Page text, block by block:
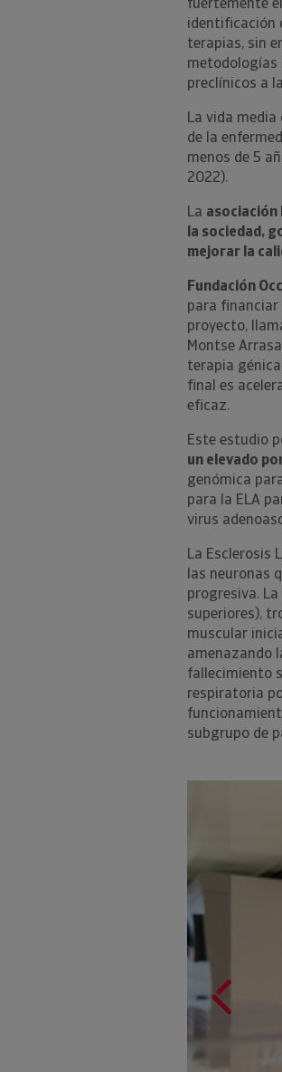
fuertemente
identificación
terapias, sin
metodologías
preclínicos a
La vida media
de la
menos de 5
2022).
La asociación
la sociedad,
mejorar la
Fundación
para financiar
proyecto,
Montse
terapia
final es
eficaz.
Este estudio
un elevado
genómica
para la ELA
virus
La Esclerosis
las neuronas
progresiva.
superiores),
muscular
amenazando
fallecimiento
respiratoria
subgrupo de